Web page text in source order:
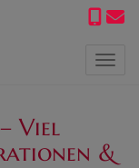
Viel
&